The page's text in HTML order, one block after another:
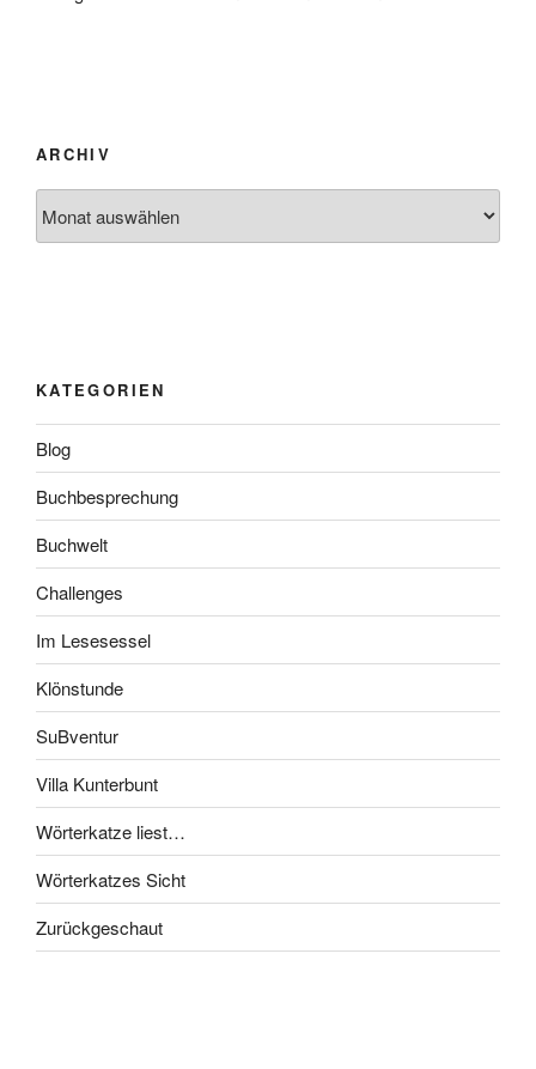
ARCHIV
KATEGORIEN
Blog
Buchbesprechung
Buchwelt
Challenges
Im Lesesessel
Klönstunde
SuBventur
Villa Kunterbunt
Wörterkatze liest…
Wörterkatzes Sicht
Zurückgeschaut